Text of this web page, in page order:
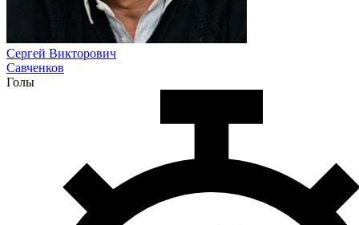
Сергей Викторович
Савченков
Голы